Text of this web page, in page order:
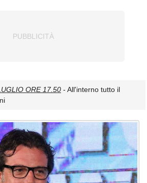
ORE 17.50 - All'interno tutto il